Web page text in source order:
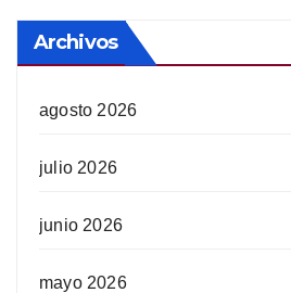
Archivos
agosto 2026
julio 2026
junio 2026
mayo 2026